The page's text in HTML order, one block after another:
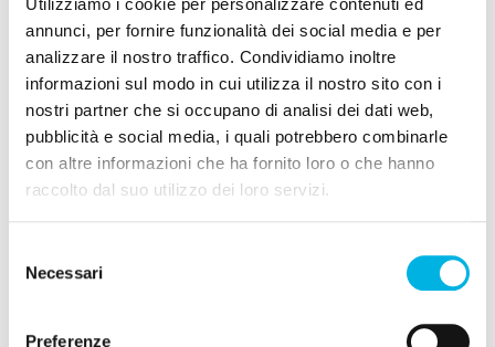
Utilizziamo i cookie per personalizzare contenuti ed
annunci, per fornire funzionalità dei social media e per
analizzare il nostro traffico. Condividiamo inoltre
informazioni sul modo in cui utilizza il nostro sito con i
nostri partner che si occupano di analisi dei dati web,
pubblicità e social media, i quali potrebbero combinarle
con altre informazioni che ha fornito loro o che hanno
raccolto dal suo utilizzo dei loro servizi.
delNecessari
Preferenze
Le ricerche dineuroimaginghanno identificato
alterazioni funzionali e strutturali nelle reti
cerebrali coinvolte nella regolazione emotiva. I
dati più solidi vengono dal consorzio
internazionaleENIGMA-anxiety, che ha
aggregato dati di risonanza magnetica di migliaia
Hoogendam et al., 2022